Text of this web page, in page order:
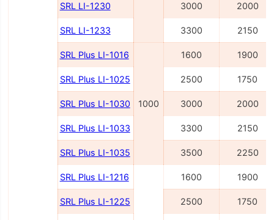
SRL LI-1230 3000 2000
SRL LI-1233 3300 2150
SRL Plus LI-1016
1000
1600 1900
SRL Plus LI-1025 2500 1750
SRL Plus LI-1030 3000 2000
SRL Plus LI-1033 3300 2150
SRL Plus LI-1035 3500 2250
SRL Plus LI-1216 1600 1900
SRL Plus LI-1225 2500 1750